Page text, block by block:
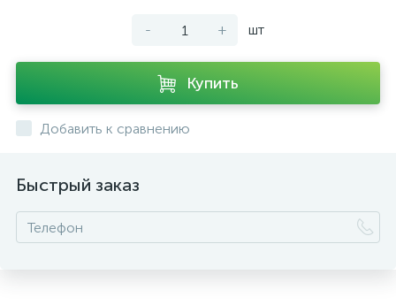
- + шт
Купить
Добавить к сравнению
Быстрый заказ